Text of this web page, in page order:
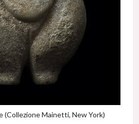
(Collezione Mainetti, New York)